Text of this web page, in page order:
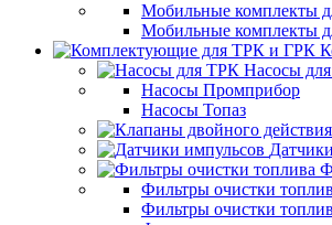
Мобильные комплекты
Мобильные комплекты
Насосы
Насосы Промприбор
Насосы Топаз
Фильтры очистки
Фильтры очистки